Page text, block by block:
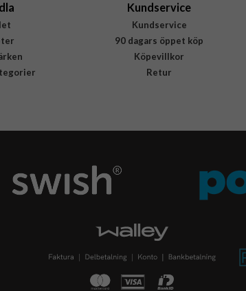
Kundservice
Kundservice
90 dagars öppet köp
Köpevillkor
Retur